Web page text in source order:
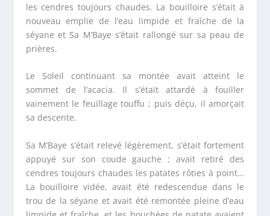
les cendres toujours chaudes. La bouilloire s’était à
nouveau emplie de l’eau limpide et fraîche de la
séyane et Sa M’Baye s’était rallongé sur sa peau de
prières.
Le Soleil continuant sa montée avait atteint le
sommet de l’acacia. Il s’était attardé à fouiller
vainement le feuillage touffu ; puis déçu, il amorçait
sa descente.
Sa M’Baye s’était relevé légèrement, s’était fortement
appuyé sur son coude gauche ; avait retiré des
cendres toujours chaudes les patates rôties à point…
La bouilloire vidée, avait été redescendue dans le
trou de la séyane et avait été remontée pleine d’eau